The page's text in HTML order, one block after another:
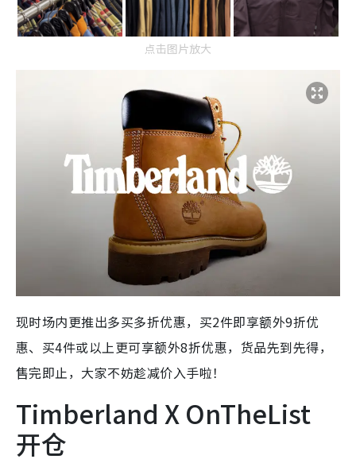
点击图片放大
现时场内更推出多买多折优惠，买2件即享额外9折优
惠、买4件或以上更可享额外8折优惠，货品先到先得，
售完即止，大家不妨趁减价入手啦！
Timberland X OnTheList
开仓